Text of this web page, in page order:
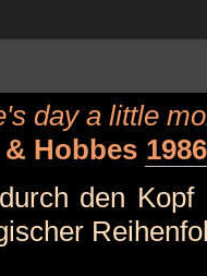
day a little
Hobbes
den